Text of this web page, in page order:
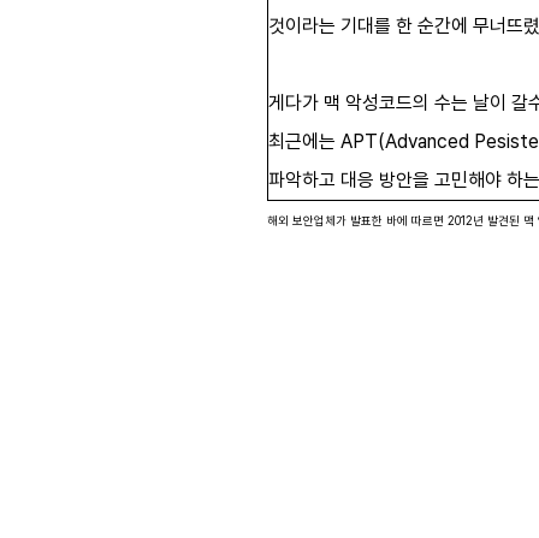
것이라는 기대를 한 순간에 무너뜨
게다가 맥 악성코드의 수는 날이 갈
최근에는 APT(Advanced
파악하고 대응 방안을 고민해야 하
해외 보안업체가 발표한 바에 따르면 2012년 발견된